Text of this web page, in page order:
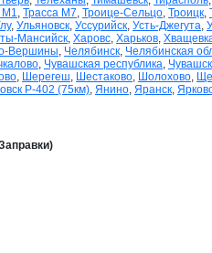
М1, Трасса М7, Троице-Сельцо, Троицк,
, Ульяновск, Уссурийск, Усть-Джегута,
Мансийск, Харовс, Харьков,
Вершины, Челябинск, Челябинская
, Чувашская республика,
, Шерегеш, Шестаково, Шолохово,
Р-402 (75км), Янино, Яранск,